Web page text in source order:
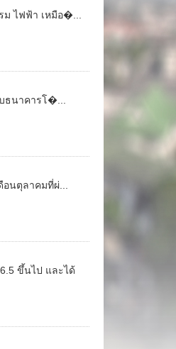
ไฟฟ้า เหมือ�...
ธนาคารโ�...
นตุลาคมที่ผ่...
ขึ้นไป และได้